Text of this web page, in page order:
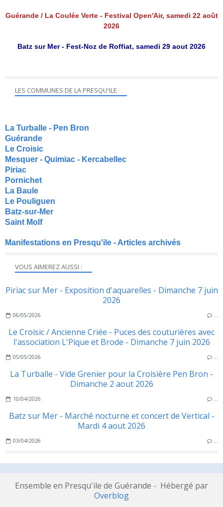
VOUS AIMEREZ AUSSI :
Piriac sur Mer - Exposition d'aquarelles - Dimanche 7 juin
2026
06/05/2026 …
Le Croisic / Ancienne Criée - Puces des couturières avec
l'association L'Pique et Brode - Dimanche 7 juin 2026
05/05/2026 …
La Turballe - Vide Grenier pour la Croisière Pen Bron -
Dimanche 2 aout 2026
10/04/2026 …
Batz sur Mer - Marché nocturne et concert de Vertical -
Mardi 4 aout 2026
03/04/2026 …
Guérande / La Coulée Verte - Festival Open'Air, samedi 22 août
2026
Batz sur Mer - Fest-Noz de Roffiat, samedi 29 aout 2026
LES COMMUNES DE LA PRESQU'ILE
La Turballe - Pen Bron
Guérande
Le Croisic
Mesquer - Quimiac - Kercabellec
Piriac
Pornichet
La Baule
Le Pouliguen
Batz-sur-Mer
Saint Molf
Manifestations en Presqu'ile - Articles archivés
Ensemble en Presqu'ile de Guérande - Hébergé par
Overblog